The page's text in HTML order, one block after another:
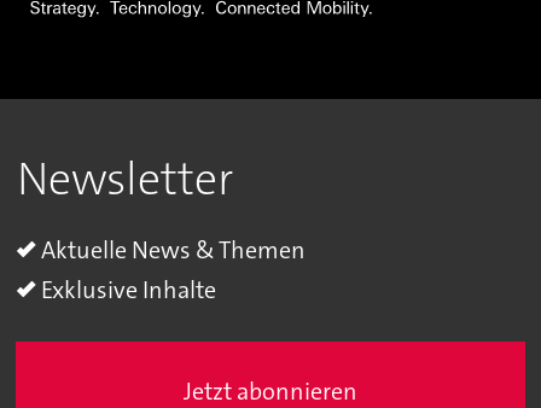
Newsletter
Aktuelle News & Themen
Exklusive Inhalte
Jetzt abonnieren